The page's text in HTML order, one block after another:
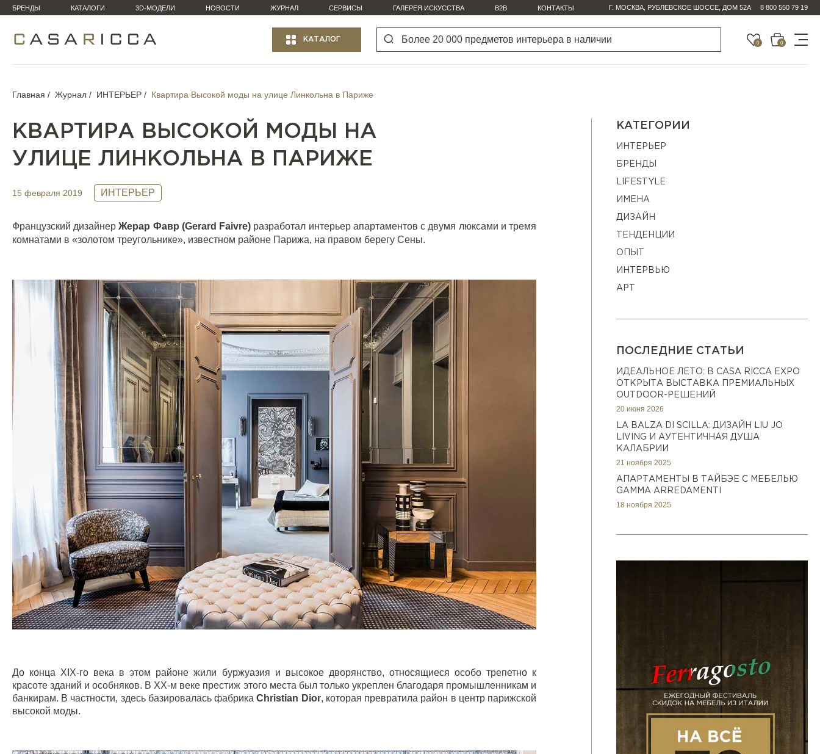
БРЕНДЫ КАТАЛОГИ 3D-МОДЕЛИ НОВОСТИ ЖУРНАЛ СЕРВИСЫ ГАЛЕРЕЯ ИСКУССТВА B2B КОНТАКТЫ Г. МОСКВА, РУБЛЕВСКОЕ ШОССЕ, ДОМ 52А 8 800 550 79 19
КАТАЛОГ 0 0
Главная Журнал ИНТЕРЬЕР Квартира Высокой моды на улице Линкольна в Париже
КВАРТИРА ВЫСОКОЙ МОДЫ НА
УЛИЦЕ ЛИНКОЛЬНА В ПАРИЖЕ
15 февраля 2019 ИНТЕРЬЕР
Французский дизайнерЖерар Фавр (Gerard Faivre) разработал интерьер апартаментов с двумя люксами и тремя
комнатами в «золотом треугольнике», известном районе Парижа, на правом берегу Сены.
До конца XIX-го века в этом районе жили буржуазия и высокое дворянство, относящиеся особо трепетно к
красоте зданий и особняков. В XX-м веке престиж этого места был только укреплен благодаря промышленникам и
банкирам. В частности, здесь базировалась фабрикаChristian Dior, которая превратила район в центр парижской
высокой моды.
КАТЕГОРИИ
ИНТЕРЬЕР
БРЕНДЫ
LIFESTYLE
ИМЕНА
ДИЗАЙН
ТЕНДЕНЦИИ
ОПЫТ
ИНТЕРВЬЮ
АРТ
ПОСЛЕДНИЕ СТАТЬИ
ИДЕАЛЬНОЕ ЛЕТО: В CASA RICCA EXPO
ОТКРЫТА ВЫСТАВКА ПРЕМИАЛЬНЫХ
OUTDOOR-РЕШЕНИЙ
20 июня 2026
LA BALZA DI SCILLA: ДИЗАЙН LIU JO
LIVING И АУТЕНТИЧНАЯ ДУША
КАЛАБРИИ
21 ноября 2025
АПАРТАМЕНТЫ В ТАЙБЭЕ С МЕБЕЛЬЮ
GAMMA ARREDAMENTI
18 ноября 2025